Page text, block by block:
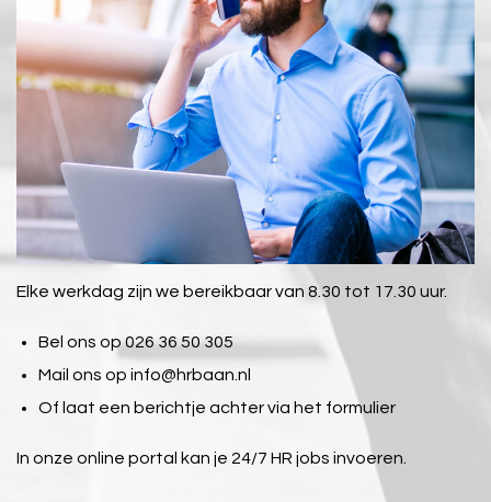
Elke werkdag zijn we bereikbaar van 8.30 tot 17.30 uur.
Bel ons op 026 36 50 305
Mail ons op info@hrbaan.nl
Of laat een berichtje achter via het formulier
In onze online portal kan je 24/7 HR jobs invoeren.